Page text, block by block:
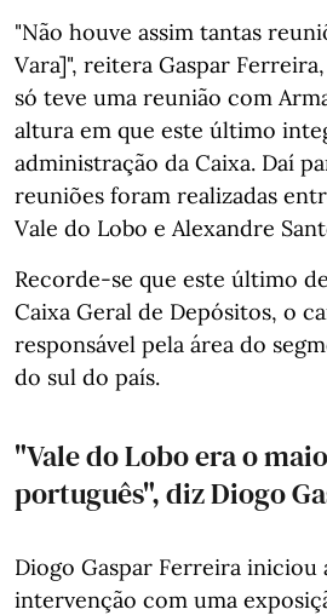
"Não houve assim tantas
Vara]", reitera Gaspar
só teve uma reunião com
altura em que este último
administração da Caixa. Daí
reuniões foram realizadas
Vale do Lobo e Alexandre
Recorde-se que este último
Caixa Geral de Depósitos, o
responsável pela área do
do sul do país.
"Vale do Lobo era o
português", diz Diogo
Diogo Gaspar Ferreira iniciou
intervenção com uma